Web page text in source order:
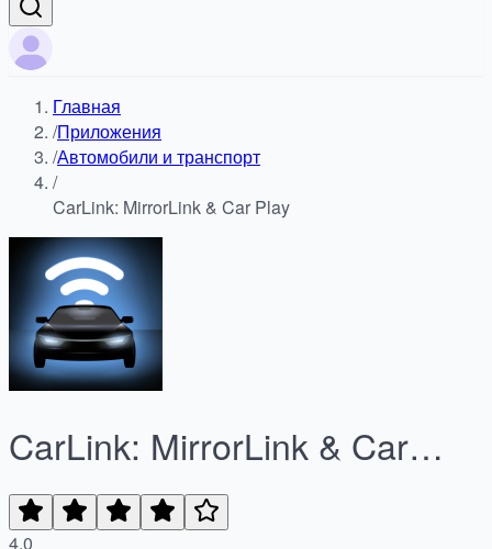
Главная
/Приложения
/Автомобили и транспорт
/
CarLink: MirrorLink & Car Play
CarLink: MirrorLink & Car
Play
4.0